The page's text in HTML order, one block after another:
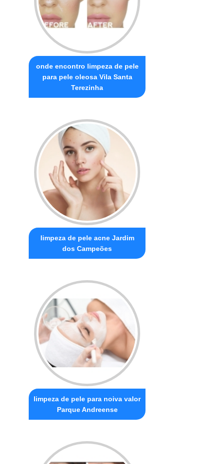
onde encontro limpeza de pele
para pele oleosa Vila Santa
Terezinha
limpeza de pele acne Jardim
dos Campeões
limpeza de pele para noiva valor
Parque Andreense